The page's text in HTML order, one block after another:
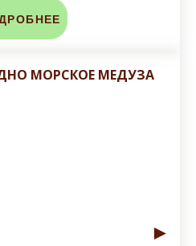
ДНО МОРСКОЕ МЕДУЗА
►